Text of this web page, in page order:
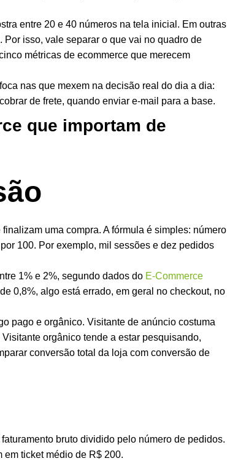
entre 20 e 40 números na tela inicial. Em outras
isso, vale separar o que vai no quadro de
métricas de ecommerce que merecem
nas que mexem na decisão real do dia a dia:
de frete, quando enviar e-mail para a base.
que importam de
uma compra. A fórmula é simples: número
100. Por exemplo, mil sessões e dez pedidos
1% e 2%, segundo dados do E-Commerce
0,8%, algo está errado, em geral no checkout, no
pago e orgânico. Visitante de anúncio costuma
orgânico tende a estar pesquisando,
conversão total da loja com conversão de
bruto dividido pelo número de pedidos.
em ticket médio de R$ 200.